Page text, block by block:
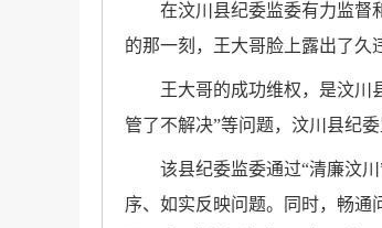
在汶川县纪委监委有力监督
的那一刻，王大哥脸上露出了久
王大哥的成功维权，是汶川
管了不解决”等问题，汶川县纪
该县纪委监委通过“清廉汶
序、如实反映问题。同时，畅通